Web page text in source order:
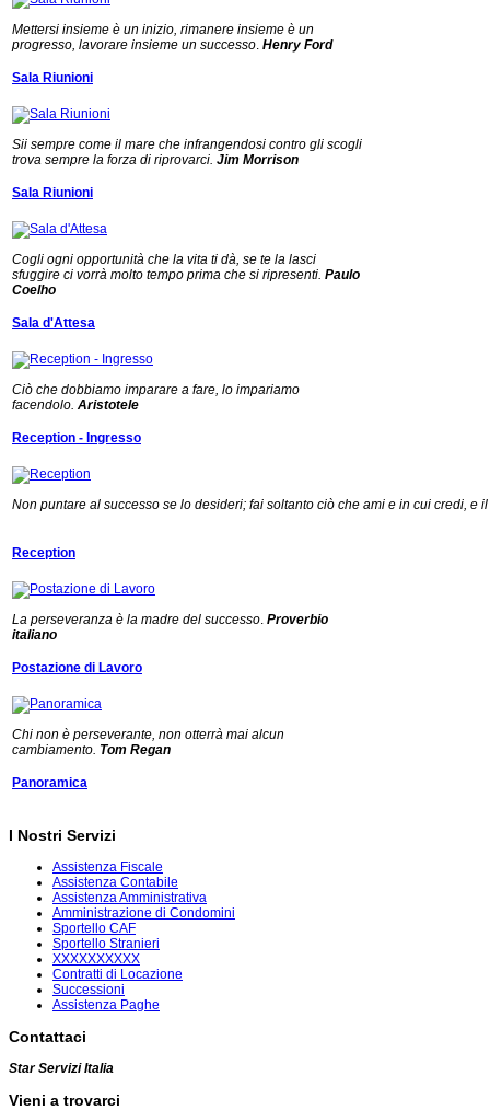
Mettersi insieme è un inizio, rimanere insieme è un
progresso, lavorare insieme un successo. Henry Ford
Sala Riunioni
Sii sempre come il mare che infrangendosi contro gli scogli
trova sempre la forza di riprovarci. Jim Morrison
Sala Riunioni
Cogli ogni opportunità che la vita ti dà, se te la lasci
sfuggire ci vorrà molto tempo prima che si ripresenti. Paulo
Coelho
Sala d'Attesa
Ciò che dobbiamo imparare a fare, lo impariamo
facendolo. Aristotele
Reception - Ingresso
Non puntare al successo se lo desideri; fai soltanto ciò che ami e in cui credi, e
Reception
La perseveranza è la madre del successo. Proverbio
italiano
Postazione di Lavoro
Chi non è perseverante, non otterrà mai alcun
cambiamento. Tom Regan
Panoramica
I Nostri Servizi
Assistenza Fiscale
Assistenza Contabile
Assistenza Amministrativa
Amministrazione di Condomini
Sportello CAF
Sportello Stranieri
XXXXXXXXXX
Contratti di Locazione
Successioni
Assistenza Paghe
Contattaci
Star Servizi Italia
Vieni a trovarci